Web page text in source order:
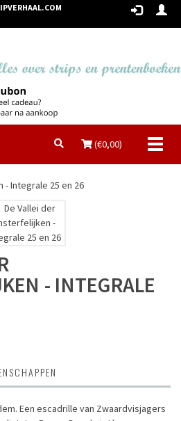
(€0,00)
- INTEGRALE
Een escadrille van Zwaardvisjagers